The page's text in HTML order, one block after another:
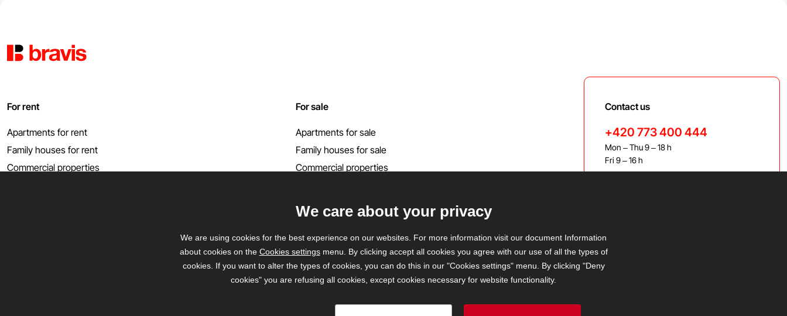
For rent
Apartments for rent
Family houses for rent
Commercial properties
For sale
Apartments for sale
Family houses for sale
Commercial properties
Contact us
+420 773 400 444
Mon – Thu 9 – 18 h
Fri 9 – 16 h
We care about your privacy
We are using cookies for the best experience on our websites. For more information visit our document Information
about cookies on the Cookies settingsmenu. By clicking accept all cookies you agree with our use of all the types of
cookies. If you want to alter the types of cookies, you can do this in our "Cookies settings" menu. By clicking "Deny
cookies" you are refusing all cookies, except cookies necessary for website functionality.